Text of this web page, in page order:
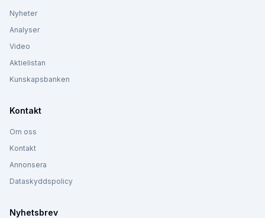
Nyheter
Analyser
Video
Aktielistan
Kunskapsbanken
Kontakt
Om oss
Kontakt
Annonsera
Dataskyddspolicy
Nyhetsbrev